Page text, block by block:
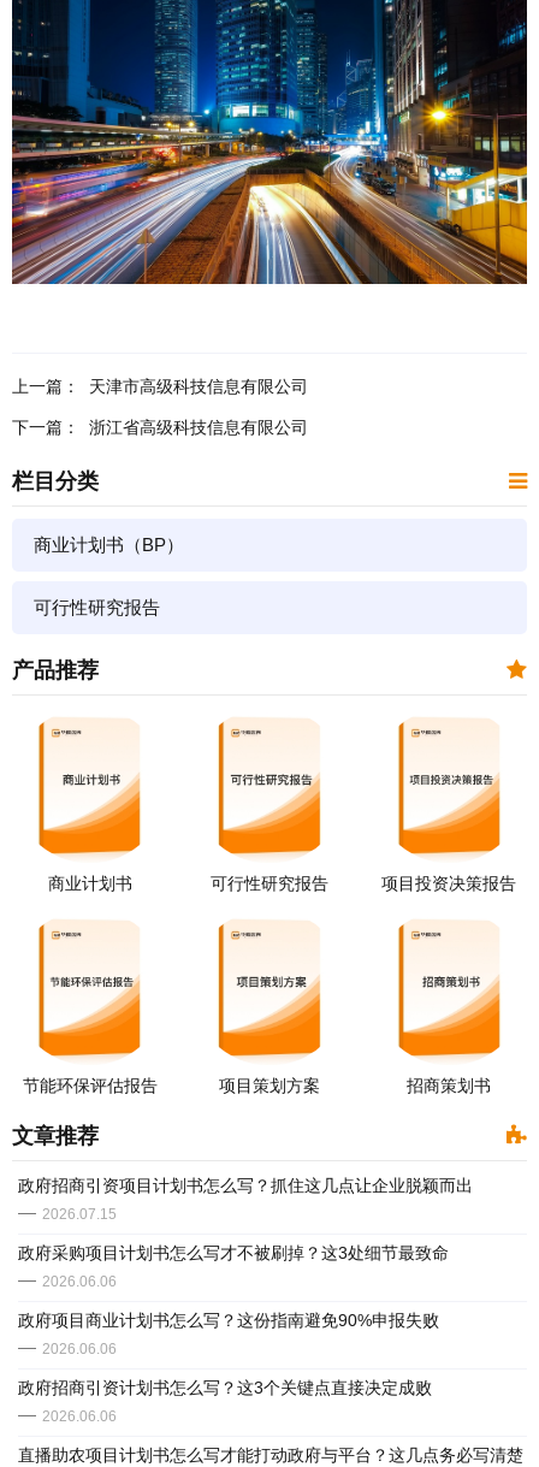
上一篇： 天津市高级科技信息有限公司
下一篇： 浙江省高级科技信息有限公司
栏目分类
商业计划书（BP）
可行性研究报告
产品推荐
商业计划书 可行性研究报告 项目投资决策报告
节能环保评估报告 项目策划方案 招商策划书
文章推荐
政府招商引资项目计划书怎么写？抓住这几点让企业脱颖而出
2026.07.15
政府采购项目计划书怎么写才不被刷掉？这3处细节最致命
2026.06.06
政府项目商业计划书怎么写？这份指南避免90%申报失败
2026.06.06
政府招商引资计划书怎么写？这3个关键点直接决定成败
2026.06.06
直播助农项目计划书怎么写才能打动政府与平台？这几点务必写清楚